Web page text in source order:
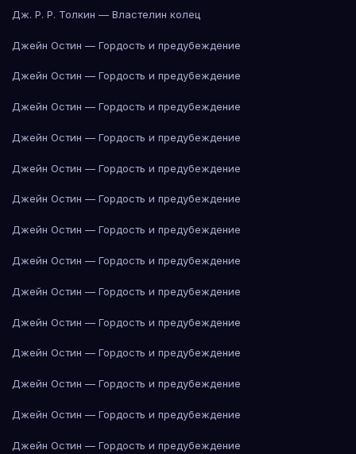
Дж. Р. Р. Толкин — Властелин колец
Джейн Остин — Гордость и предубеждение
Джейн Остин — Гордость и предубеждение
Джейн Остин — Гордость и предубеждение
Джейн Остин — Гордость и предубеждение
Джейн Остин — Гордость и предубеждение
Джейн Остин — Гордость и предубеждение
Джейн Остин — Гордость и предубеждение
Джейн Остин — Гордость и предубеждение
Джейн Остин — Гордость и предубеждение
Джейн Остин — Гордость и предубеждение
Джейн Остин — Гордость и предубеждение
Джейн Остин — Гордость и предубеждение
Джейн Остин — Гордость и предубеждение
Джейн Остин — Гордость и предубеждение